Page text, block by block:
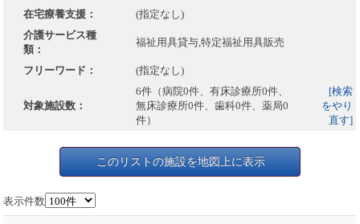
在宅療養支援：
(指定なし)
介護サービス種
類：
福祉用具貸与,特定福祉用具販売
フリーワード： (指定なし)
対象施設数：
6件（病院0件、有床診療所0件、
無床診療所0件、歯科0件、薬局0
件）
[検索
をやり
直す]
このリストの施設を地図上に表示
表示件数